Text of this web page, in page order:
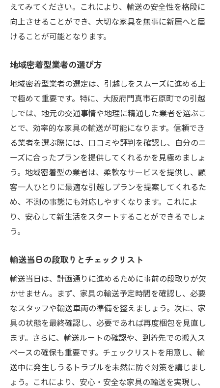
えてみてください。これにより、輸送の安全性を格段に
向上させることができ、大切な家具を無事に新居へと届
けることが可能となります。
地域密着型業者の選び方
地域密着型業者の選定は、引越しをスムーズに進める上
で極めて重要です。特に、大阪府門真市石原町での引越
しでは、地元の交通事情や地理に精通した業者を選ぶこ
とで、効率的な家具の輸送が可能になります。信頼でき
る業者を選ぶ際には、口コミや評判を確認し、自分のニ
ーズに合ったプランを提供してくれるかを見極めましょ
う。地域密着型の業者は、柔軟なサービスを提供し、顧
客一人ひとりに最適な引越しプランを提案してくれるた
め、不測の事態にも対応しやすくなります。これによ
り、安心して新生活をスタートすることができるでしょ
う。
輸送当日の段取りとチェックリスト
輸送当日は、計画通りに進めるために事前の段取りが欠
かせません。まず、家具の輸送予定時間を確認し、必要
なスタッフや輸送車両の準備を整えましょう。次に、家
具の状態を最終確認し、必要であれば再度梱包を見直し
ます。さらに、輸送ルートの確認や、到着先での搬入ス
ペースの確保も重要です。チェックリストを用意し、輸
送中に発生しうるトラブルを未然に防ぐ対策を講じまし
ょう。これにより、安心・安全な家具の輸送を実現し、